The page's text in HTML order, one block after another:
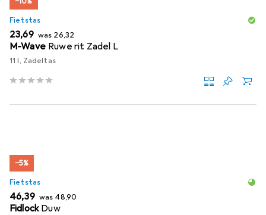
Fietstas
EUR
23,69 was EUR
26,32
M-Wave Ruwe rit Zadel L
11 l, Zadeltas
−5%
Fietstas
EUR
46,39 was EUR
48,90
FidlockDuw